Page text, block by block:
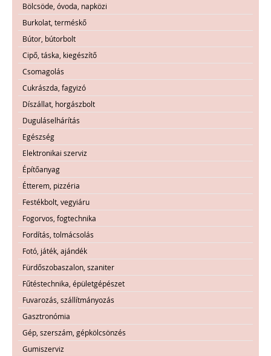
Bölcsöde, óvoda, napközi
Burkolat, terméskő
Bútor, bútorbolt
Cipő, táska, kiegészítő
Csomagolás
Cukrászda, fagyizó
Díszállat, horgászbolt
Duguláselhárítás
Egészség
Elektronikai szerviz
Építőanyag
Étterem, pizzéria
Festékbolt, vegyiáru
Fogorvos, fogtechnika
Fordítás, tolmácsolás
Fotó, játék, ajándék
Fürdőszobaszalon, szaniter
Fűtéstechnika, épületgépészet
Fuvarozás, szállítmányozás
Gasztronómia
Gép, szerszám, gépkölcsönzés
Gumiszerviz